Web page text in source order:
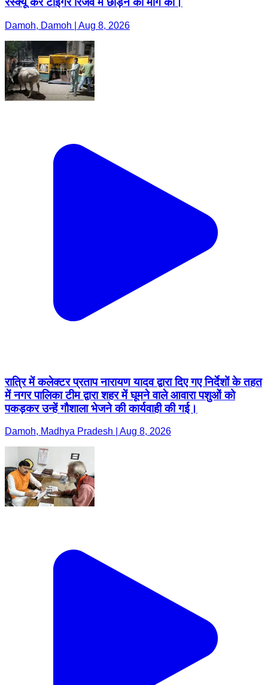
Damoh, Damoh | Aug 8, 2026
रात्रि में कलेक्टर प्रताप नारायण यादव द्वारा दिए गए निर्देशों के तहत
में नगर पालिका टीम द्वारा शहर में घूमने वाले आवारा पशुओं को
पकड़कर उन्हें गौशाला भेजने की कार्यवाही की गई।
Damoh, Madhya Pradesh | Aug 8, 2026